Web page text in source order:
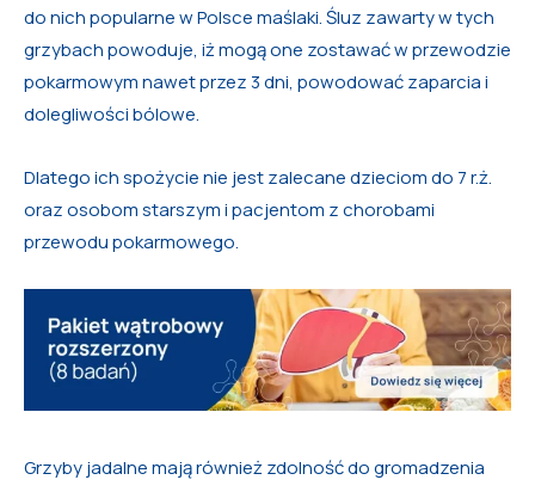
do nich popularne w Polsce maślaki. Śluz zawarty w tych
grzybach powoduje, iż mogą one zostawać w przewodzie
pokarmowym nawet przez 3 dni, powodować zaparcia i
dolegliwości bólowe.
Dlatego ich spożycie nie jest zalecane dzieciom do 7 r.ż.
oraz osobom starszym i pacjentom z chorobami
przewodu pokarmowego.
Grzyby jadalne mają również zdolność do gromadzenia